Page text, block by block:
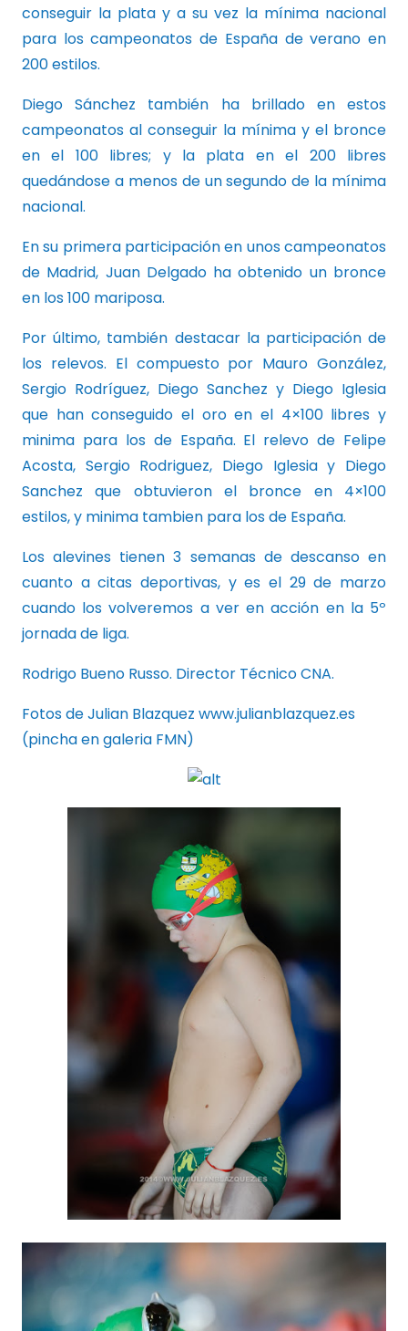
conseguir la plata y a su vez la mínima nacional
para los campeonatos de España de verano en
200 estilos.
Diego Sánchez también ha brillado en estos
campeonatos al conseguir la mínima y el bronce
en el 100 libres; y la plata en el 200 libres
quedándose a menos de un segundo de la mínima
nacional.
En su primera participación en unos campeonatos
de Madrid, Juan Delgado ha obtenido un bronce
en los 100 mariposa.
Por último, también destacar la participación de
los relevos. El compuesto por Mauro González,
Sergio Rodríguez, Diego Sanchez y Diego Iglesia
que han conseguido el oro en el 4×100 libres y
minima para los de España. El relevo de Felipe
Acosta, Sergio Rodriguez, Diego Iglesia y Diego
Sanchez que obtuvieron el bronce en 4×100
estilos, y minima tambien para los de España.
Los alevines tienen 3 semanas de descanso en
cuanto a citas deportivas, y es el 29 de marzo
cuando los volveremos a ver en acción en la 5º
jornada de liga.
Rodrigo Bueno Russo. Director Técnico CNA.
Fotos de Julian Blazquez www.julianblazquez.es
(pincha en galeria FMN)